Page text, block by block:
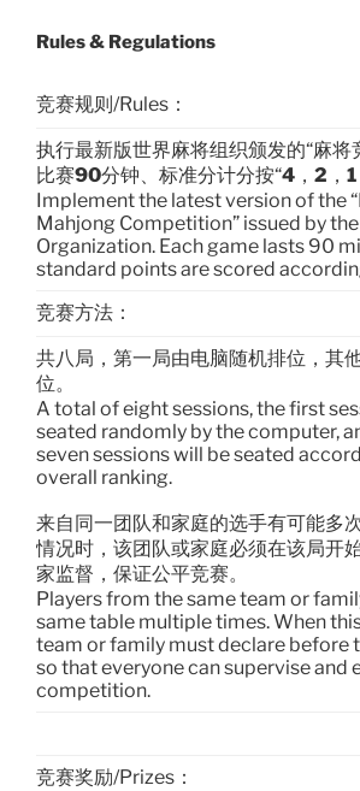
Rules & Regulations
竞赛规则/Rules：
执行最新版世界麻将组织颁发的“麻将
比赛90分钟、标准分计分按“4 ， 2 ， 1
Implement the latest version of the
Mahjong Competition” issued by
Organization. Each game lasts 90
standard points are scored
竞赛方法：
共八局，第一局由电脑随机排位，其
位。
A total of eight sessions, the first
seated randomly by the computer,
seven sessions will be seated
overall ranking.
来自同一团队和家庭的选手有可能多
情况时，该团队或家庭必须在该局开
家监督，保证公平竞赛。
Players from the same team or
same table multiple times. When
team or family must declare before
so that everyone can supervise and
competition.
竞赛奖励/Prizes：